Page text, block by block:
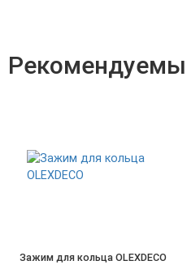
Зажим для кольца OLEXDECO